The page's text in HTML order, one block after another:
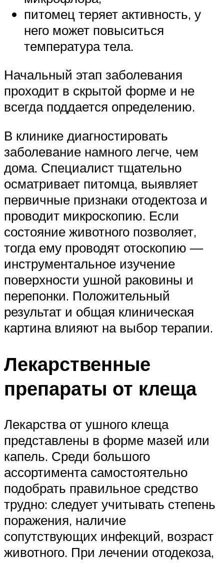
питомец теряет активность, у
него может повыситься
температура тела.
Начальный этап заболевания
проходит в скрытой форме и не
всегда поддается определению.
В клинике диагностировать
заболевание намного легче, чем
дома. Специалист тщательно
осматривает питомца, выявляет
первичные признаки отодектоза и
проводит микроскопию. Если
состояние животного позволяет,
тогда ему проводят отоскопию —
инструментальное изучение
поверхности ушной раковины и
перепонки. Положительный
результат и общая клиническая
картина влияют на выбор терапии.
Лекарственные
препараты от клеща
Лекарства от ушного клеща
представлены в форме мазей или
капель. Среди большого
ассортимента самостоятельно
подобрать правильное средство
трудно: следует учитывать степень
поражения, наличие
сопутствующих инфекций, возраст
животного. При лечении отодекоза,